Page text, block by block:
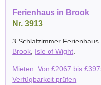
Ferienhaus in Brook
Nr. 3913
3 Schlafzimmer Ferienhaus
Brook Isle of Wight
Mieten: Von£2067 bis£
Verfügbarkeit prüfen